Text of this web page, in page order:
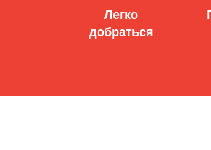
Легко
добраться